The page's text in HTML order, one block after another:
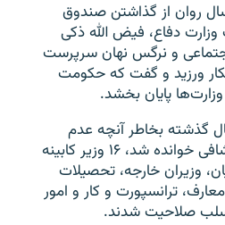
روان از گذاشتن صندوق
دفاع، فیض الله ذکی
و نرگس نهان سرپرست
ورزید و گفت که حکومت
پایان بخشد.
گذشته بخاطر آنچه عدم
مصرف ۷۰ درصد بودجه انکشافی خوانده شد، ۱۶ وزیر کابینه
وزیران خارجه، تحصیلات
ترانسپورت و کار و امور
صلاحیت شدند.